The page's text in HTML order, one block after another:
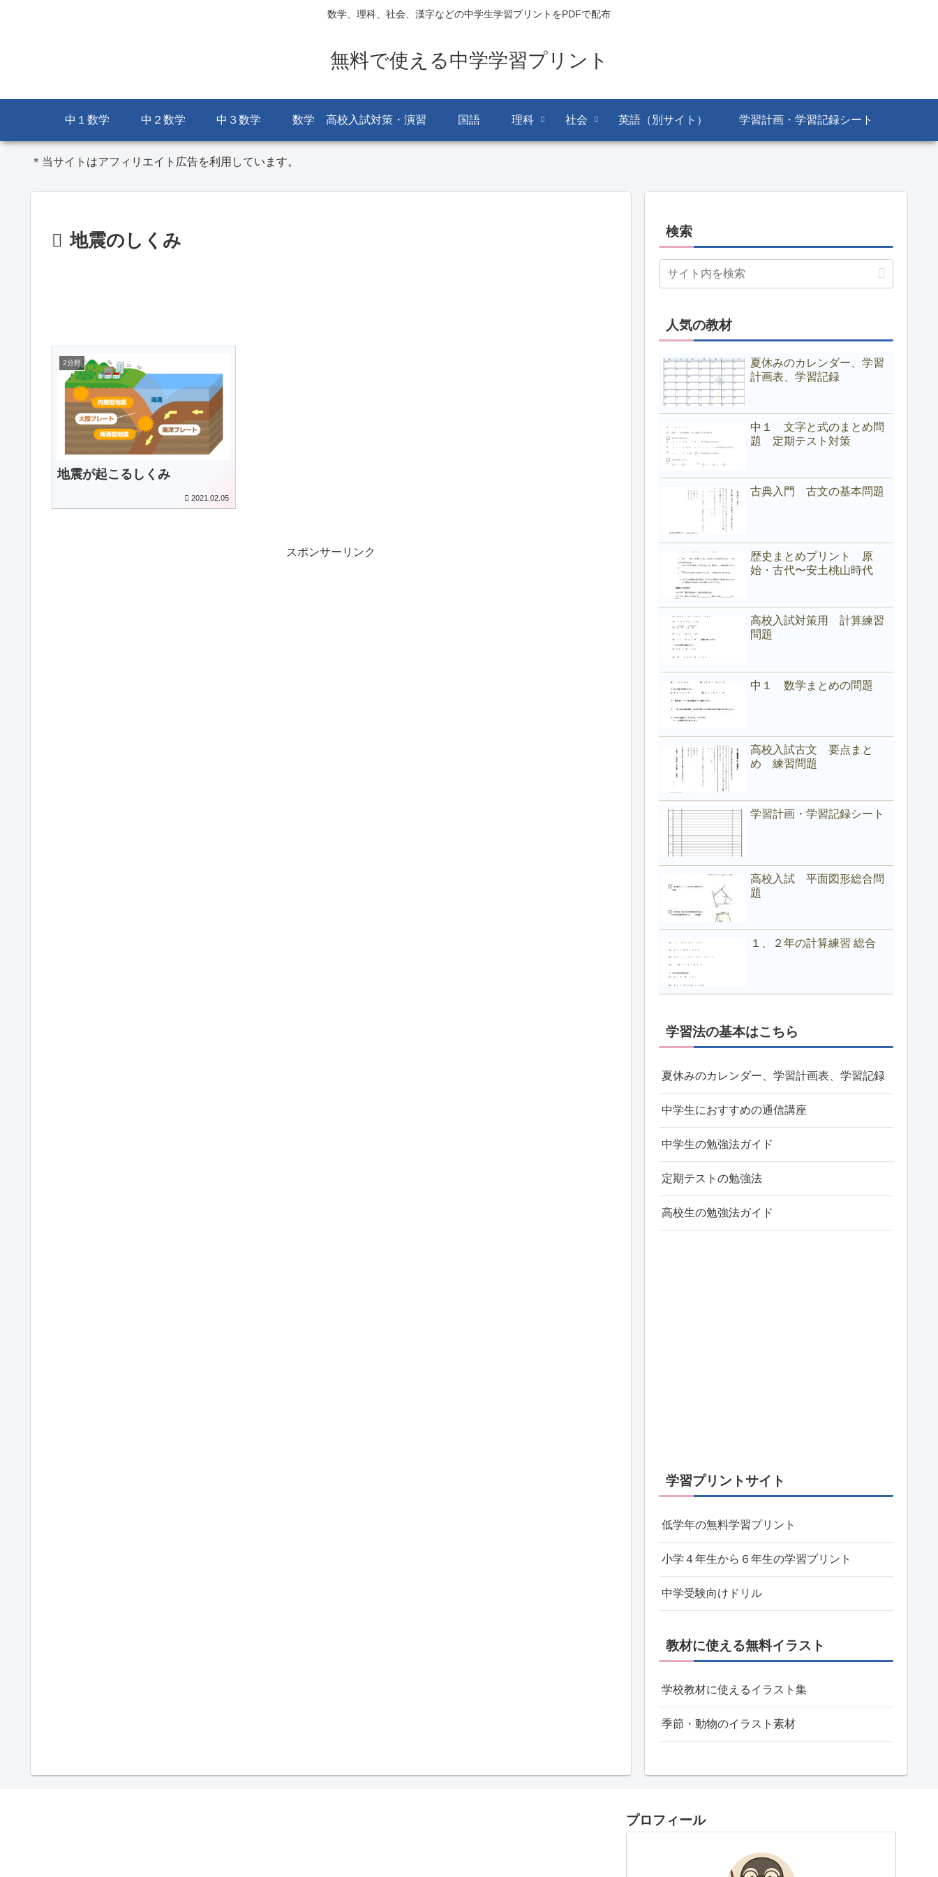
数学、理科、社会、漢字などの中学生学習プリントをPDFで配布
無料で使える中学学習プリント
中１数学 中２数学 中３数学 数学 高校入試対策・演習 国語 理科 社会 英語（別サイト） 学習計画・学習記録シート
＊当サイトはアフィリエイト広告を利用しています。
地震のしくみ
2分野
地震が起こるしくみ
2021.02.05
スポンサーリンク
検索
人気の教材
夏休みのカレンダー、学習
計画表、学習記録
中１ 文字と式のまとめ問
題 定期テスト対策
古典入門 古文の基本問題
歴史まとめプリント 原
始・古代〜安土桃山時代
高校入試対策用 計算練習
問題
中１ 数学まとめの問題
高校入試古文 要点まと
め 練習問題
学習計画・学習記録シート
高校入試 平面図形総合問
題
１、２年の計算練習 総合
学習法の基本はこちら
夏休みのカレンダー、学習計画表、学習記録
中学生におすすめの通信講座
中学生の勉強法ガイド
定期テストの勉強法
高校生の勉強法ガイド
学習プリントサイト
低学年の無料学習プリント
小学４年生から６年生の学習プリント
中学受験向けドリル
教材に使える無料イラスト
学校教材に使えるイラスト集
季節・動物のイラスト素材
プロフィール